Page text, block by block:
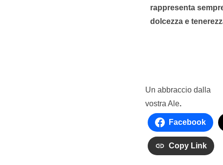
rappresenta
dolcezza e
Un abbraccio dalla
vostra Ale.
Facebook
Copy Link